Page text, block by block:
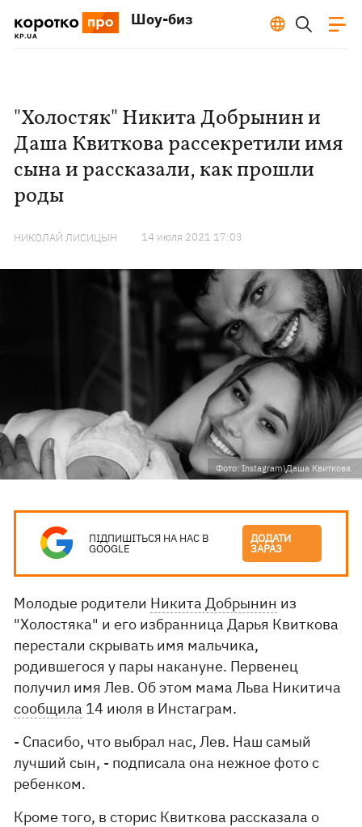
Шоу-биз
"Холостяк" Никита Добрынин и
Даша Квиткова рассекретили имя
сына и рассказали, как прошли
роды
НИКОЛАЙ ЛИСИЦЫН 14 июля 2021 17:03
Фото: Instagram\Даша Квиткова.
ПІДПИШІТЬСЯ НА НАС В
GOOGLE
ДОДАТИ
ЗАРАЗ
Молодые родители Никита Добрынин из
"Холостяка" и его избранница Дарья Квиткова
перестали скрывать имя мальчика,
родившегося у пары накануне. Первенец
получил имя Лев. Об этом мама Льва Никитича
сообщила 14 июля в Инстаграм.
- Спасибо, что выбрал нас, Лев. Наш самый
лучший сын, - подписала она нежное фото с
ребенком.
Кроме того, в сторис Квиткова рассказала о